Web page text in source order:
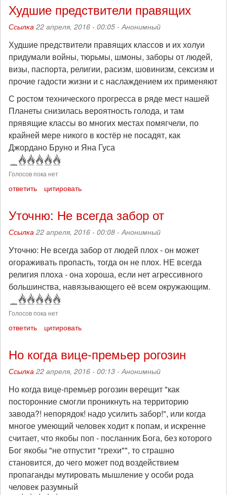
Худшие предствители правящих
Ссылка 22 апреля, 2016 - 00:05 -Анонимный
Худшие предствители правящих классов и их холуи
придумали войны, тюрьмы, шмоны, заборы от людей,
визы, паспорта, религии, расизм, шовинизм, сексизм и
прочие гадости жизни и с наслаждением их применяют
С ростом технического прогресса в ряде мест нашей
Планеты снизилась вероятность голода, и там
прявящие классы во многих местах помягчели, по
крайней мере никого в костёр не посадят, как
Джордано Бруно и Яна Гуса
Голосов пока нет
ответить цитировать
Уточню: Не всегда забор от
Ссылка 22 апреля, 2016 - 00:08 -Анонимный
Уточню: Не всегда забор от людей плох - он может
огораживать пропасть, тогда он не плох. НЕ всегда
религия плоха - она хороша, если нет агрессивного
большинства, навязывающего её всем окружающим.
Голосов пока нет
ответить цитировать
Но когда вице-премьер рогозин
Ссылка 22 апреля, 2016 - 00:13 -Анонимный
Но когда вице-премьер рогозин верещит "как
посторонние смогли проникнуть на территорию
завода?! непорядок! надо усилить забор!", или когда
многое умеющий человек ходит к попам, и искренне
считает, что якобы поп - посланник Бога, без которого
Бог якобы "не отпустит "грехи"", то страшно
становится, до чего может под воздействием
пропаганды мутировать мышление у особи рода
человек разумный